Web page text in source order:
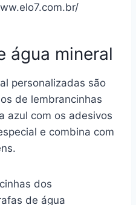
água mineral
personalizadas são
de lembrancinhas
azul com os adesivos
e combina com